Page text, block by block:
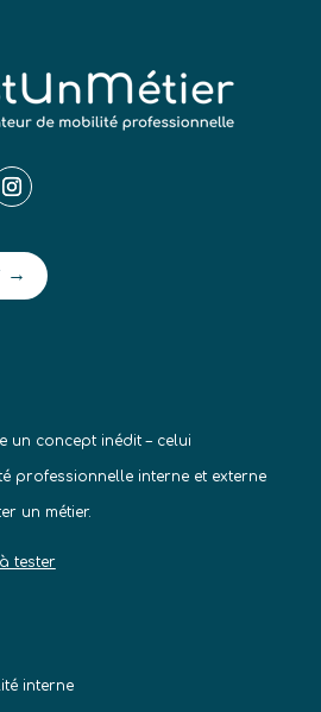
→
un concept inédit – celui
professionnelle interne et externe
un métier.
tester
interne